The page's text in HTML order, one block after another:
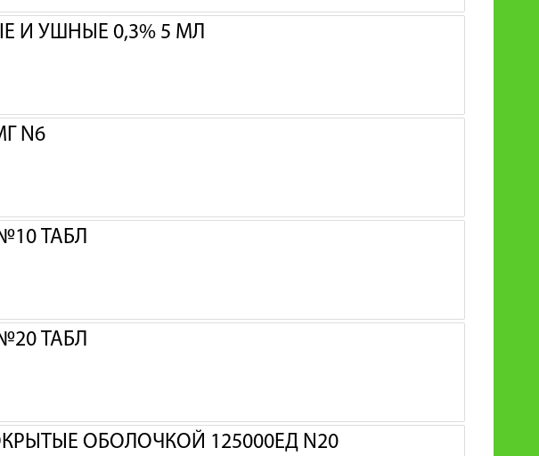
И УШНЫЕ 0,3% 5 МЛ
N6
ТАБЛ
ТАБЛ
ОБОЛОЧКОЙ 125000ЕД N20